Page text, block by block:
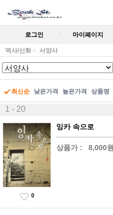
로그인 마이페이지
역사/신화 서양사
최신순 낮은가격 높은가격 상품명
1 - 20
잉카 속으로
상품가 : 8,000원
0